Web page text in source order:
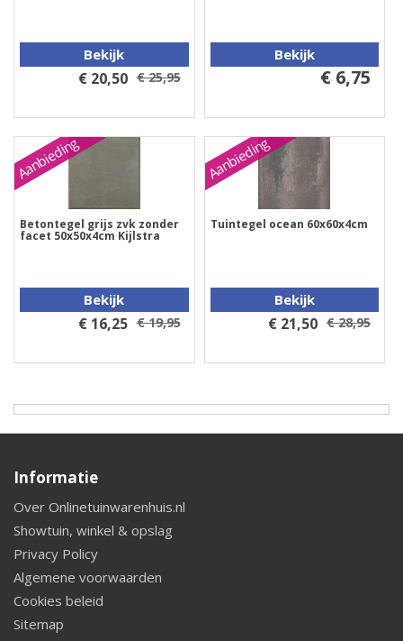
Bekijk
€ 20,50 € 25,95
Bekijk
€ 6,75
Aanbieding
Betontegel grijs zvk zonder
facet 50x50x4cm Kijlstra
Bekijk
€ 16,25 € 19,95
Aanbieding
Tuintegel ocean 60x60x4cm
Bekijk
€ 21,50 € 28,95
Informatie
Over Onlinetuinwarenhuis.nl
Showtuin, winkel & opslag
Privacy Policy
Algemene voorwaarden
Cookies beleid
Sitemap